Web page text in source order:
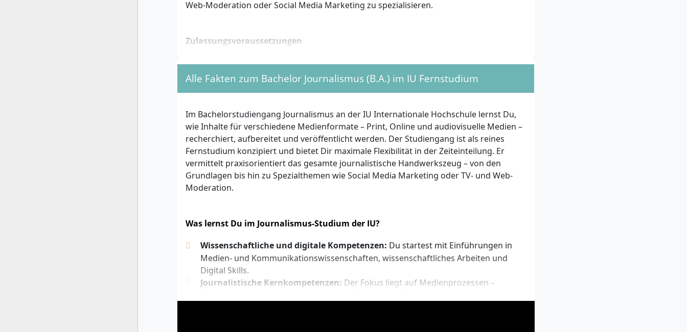
Web-Moderation oder Social Media Marketing zu spezialisieren.
Zulassungsvoraussetzungen
Für den Bachelor-Studiengang Journalismus an der IU gelten folgende
Zugangsbedingungen:
Mit Hochschulreife:
Allgemeine Hochschulreife (Abitur) oder fachgebundene Hochschulreife
Fachhochschulreife (Fachabitur), dabei sind schulischer und praktischer Teil
notwendig
Bewerberinnen und Bewerber mit internationalen (z.B. IB Diploma) oder im
Ausland erworbenen Schulabschlüssen: Eine Gleichwertigkeitsprüfung
entsprechend Anabin wird durchgeführt.
Abschlüsse von Waldorfschulen oder Berufskollegs Baden-Württemberg
Ohne (Fach-)Abitur:
Meisterbrief oder eine abgeschlossene Aufstiegsfortbildung (z.B. IHK-
Fachwirtin oder IHK-Fachwirt)
Mindestens zweijährige, anerkannte Berufsausbildung in Deutschland und
mindestens drei Jahre Berufserfahrung in Vollzeit*
Alle Fakten zum Bachelor Journalismus (B.A.) im IU Fernstudium
Im Bachelorstudiengang Journalismus an der IU Internationale Hochschule lernst Du,
wie Inhalte für verschiedene Medienformate – Print, Online und audiovisuelle Medien –
recherchiert, aufbereitet und veröffentlicht werden. Der Studiengang ist als reines
Fernstudium konzipiert und bietet Dir maximale Flexibilität in der Zeiteinteilung. Er
vermittelt praxisorientiert das gesamte journalistische Handwerkszeug – von den
Grundlagen bis hin zu Spezialthemen wie Social Media Marketing oder TV- und Web-
Moderation.
Was lernst Du im Journalismus-Studium der IU?
Wissenschaftliche und digitale Kompetenzen: Du startest mit Einführungen in
Medien- und Kommunikationswissenschaften, wissenschaftliches Arbeiten und
Digital Skills.
Journalistische Kernkompetenzen: Der Fokus liegt auf Medienprozessen –